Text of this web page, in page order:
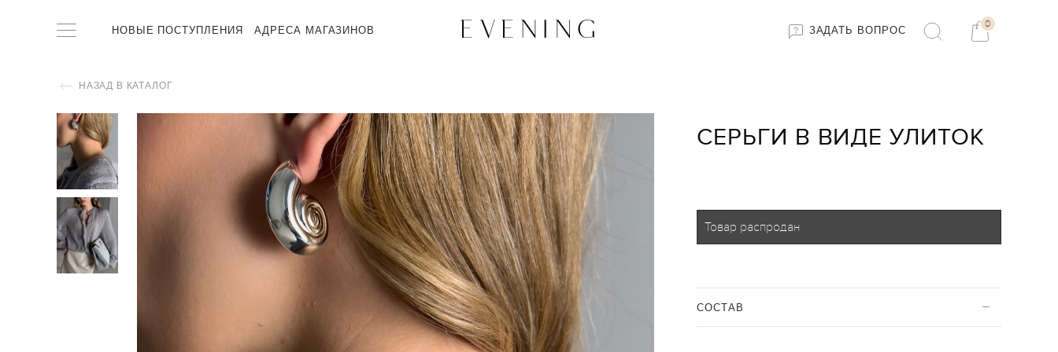
НОВЫЕ ПОСТУПЛЕНИЯ АДРЕСА МАГАЗИНОВ ЗАДАТЬ ВОПРОС
0
НАЗАД В КАТАЛОГ
СЕРЬГИ В ВИДЕ УЛИТОК
Товар распродан
CОСТАВ